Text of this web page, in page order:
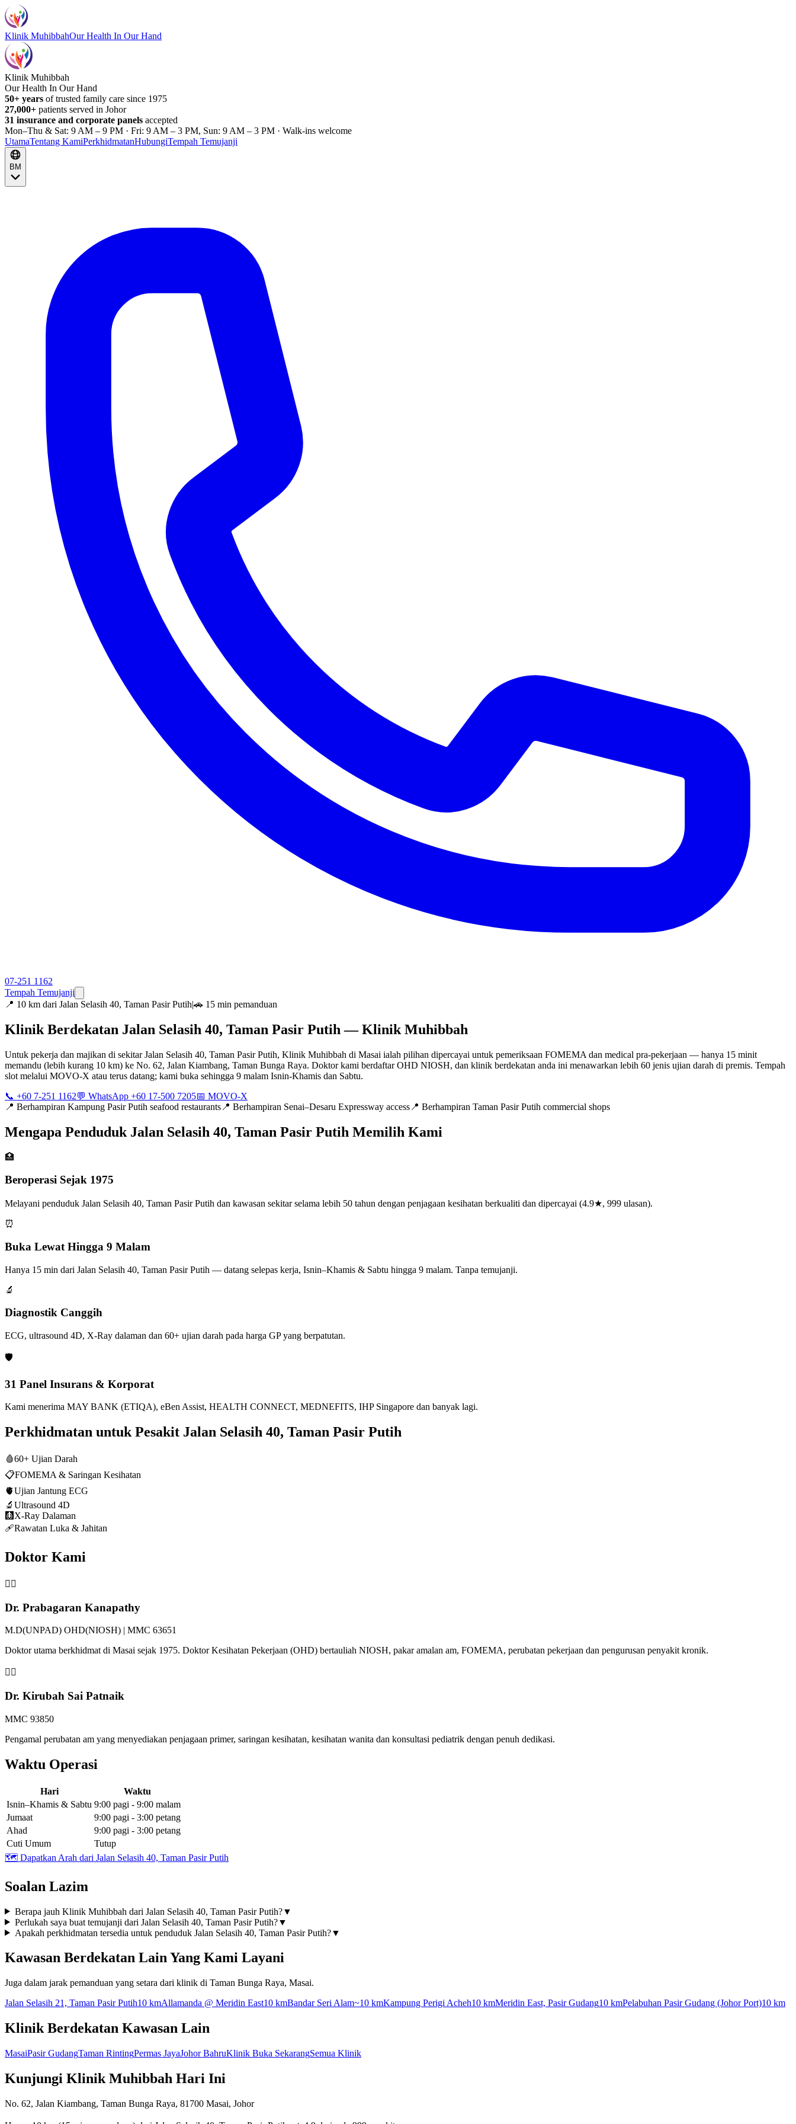
Klinik MuhibbahOur Health In Our Hand
Klinik Muhibbah
Our Health In Our Hand
50+ years of trusted family care since 1975
27,000+ patients served in Johor
31 insurance and corporate panels accepted
Mon–Thu & Sat: 9 AM – 9 PM · Fri: 9 AM – 3 PM, Sun: 9 AM – 3 PM · Walk-ins welcome
UtamaTentang KamiPerkhidmatanHubungiTempah Temujanji
BM
07-251 1162
Tempah Temujanji
📍 10 km dari Jalan Selasih 40, Taman Pasir Putih|🚗 15 min pemanduan
Klinik Berdekatan Jalan Selasih 40, Taman Pasir Putih — Klinik Muhibbah
Untuk pekerja dan majikan di sekitar Jalan Selasih 40, Taman Pasir Putih, Klinik Muhibbah di Masai ialah pilihan dipercayai untuk pemeriksaan FOMEMA dan medical pra-pekerjaan — hanya 15 minit
memandu (lebih kurang 10 km) ke No. 62, Jalan Kiambang, Taman Bunga Raya. Doktor kami berdaftar OHD NIOSH, dan klinik berdekatan anda ini menawarkan lebih 60 jenis ujian darah di premis. Tempah
slot melalui MOVO-X atau terus datang; kami buka sehingga 9 malam Isnin-Khamis dan Sabtu.
📞 +60 7-251 1162💬 WhatsApp +60 17-500 7205📅 MOVO-X
📍 Berhampiran Kampung Pasir Putih seafood restaurants 📍 Berhampiran Senai–Desaru Expressway access 📍 Berhampiran Taman Pasir Putih commercial shops
Mengapa Penduduk Jalan Selasih 40, Taman Pasir Putih Memilih Kami
🏥
Beroperasi Sejak 1975
Melayani penduduk Jalan Selasih 40, Taman Pasir Putih dan kawasan sekitar selama lebih 50 tahun dengan penjagaan kesihatan berkualiti dan dipercayai (4.9★, 999 ulasan).
⏰
Buka Lewat Hingga 9 Malam
Hanya 15 min dari Jalan Selasih 40, Taman Pasir Putih — datang selepas kerja, Isnin–Khamis & Sabtu hingga 9 malam. Tanpa temujanji.
🔬
Diagnostik Canggih
ECG, ultrasound 4D, X-Ray dalaman dan 60+ ujian darah pada harga GP yang berpatutan.
🛡️
31 Panel Insurans & Korporat
Kami menerima MAY BANK (ETIQA), eBen Assist, HEALTH CONNECT, MEDNEFITS, IHP Singapore dan banyak lagi.
Perkhidmatan untuk Pesakit Jalan Selasih 40, Taman Pasir Putih
🩸60+ Ujian Darah
📋FOMEMA & Saringan Kesihatan
🫀Ujian Jantung ECG
🔬 Ultrasound 4D
🩻 X-Ray Dalaman
🩹Rawatan Luka & Jahitan
Doktor Kami
👨‍⚕️
Dr. Prabagaran Kanapathy
M.D(UNPAD) OHD(NIOSH) | MMC 63651
Doktor utama berkhidmat di Masai sejak 1975. Doktor Kesihatan Pekerjaan (OHD) bertauliah NIOSH, pakar amalan am, FOMEMA, perubatan pekerjaan dan pengurusan penyakit kronik.
👩‍⚕️
Dr. Kirubah Sai Patnaik
MMC 93850
Pengamal perubatan am yang menyediakan penjagaan primer, saringan kesihatan, kesihatan wanita dan konsultasi pediatrik dengan penuh dedikasi.
Waktu Operasi
Hari
Waktu
Isnin–Khamis & Sabtu 9:00 pagi - 9:00 malam
Jumaat
9:00 pagi - 3:00 petang
Ahad
9:00 pagi - 3:00 petang
Cuti Umum
Tutup
🗺️ Dapatkan Arah dari Jalan Selasih 40, Taman Pasir Putih
Soalan Lazim
Berapa jauh Klinik Muhibbah dari Jalan Selasih 40, Taman Pasir Putih?▼
Perlukah saya buat temujanji dari Jalan Selasih 40, Taman Pasir Putih?▼
Apakah perkhidmatan tersedia untuk penduduk Jalan Selasih 40, Taman Pasir Putih?▼
Kawasan Berdekatan Lain Yang Kami Layani
Juga dalam jarak pemanduan yang setara dari klinik di Taman Bunga Raya, Masai.
Jalan Selasih 21, Taman Pasir Putih10 kmAllamanda @ Meridin East10 kmBandar Seri Alam~10 kmKampung Perigi Acheh10 kmMeridin East, Pasir Gudang10 kmPelabuhan Pasir Gudang (Johor Port)10 km
Klinik Berdekatan Kawasan Lain
MasaiPasir GudangTaman RintingPermas JayaJohor BahruKlinik Buka SekarangSemua Klinik
Kunjungi Klinik Muhibbah Hari Ini
No. 62, Jalan Kiambang, Taman Bunga Raya, 81700 Masai, Johor